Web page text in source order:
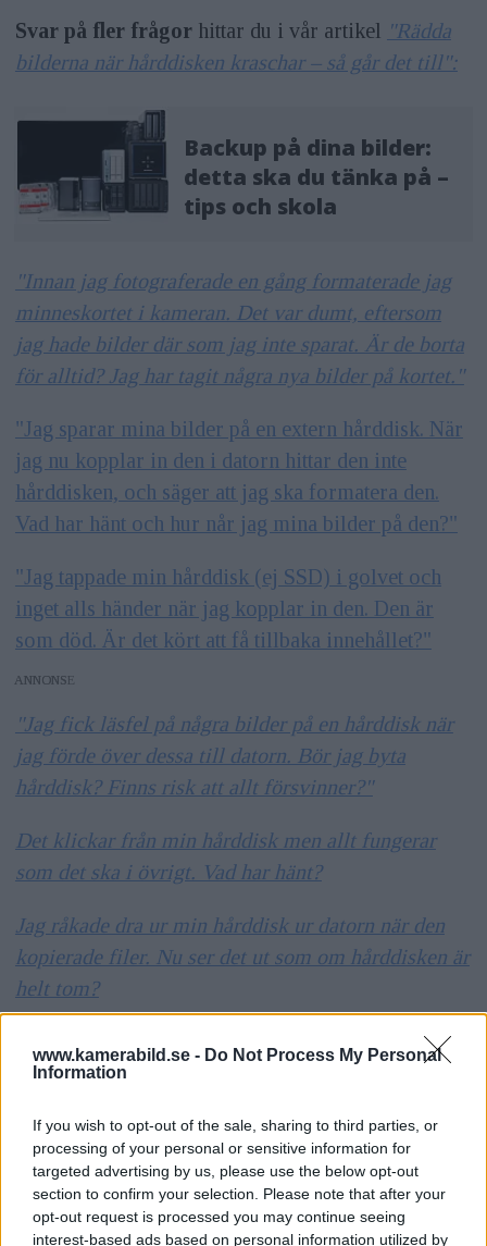
www.kamerabild.se - Do Not Process My Personal
Information
If you wish to opt-out of the sale, sharing to third parties, or
processing of your personal or sensitive information for
targeted advertising by us, please use the below opt-out
section to confirm your selection. Please note that after your
opt-out request is processed you may continue seeing
interest-based ads based on personal information utilized by
Svar på fler frågorhittar du i vår artikel "Rädda
bilderna när hårddisken kraschar – så går det till":
Backup på dina bilder:
detta ska du tänka på –
tips och skola
"Innan jag fotograferade en gång formaterade jag
minneskortet i kameran. Det var dumt, eftersom
jag hade bilder där som jag inte sparat. Är de borta
för alltid? Jag har tagit några nya bilder på kortet."
"Jag sparar mina bilder på en extern hårddisk. När
jag nu kopplar in den i datorn hittar den inte
hårddisken, och säger att jag ska formatera den.
Vad har hänt och hur når jag mina bilder på den?"
"Jag tappade min hårddisk (ej SSD) i golvet och
inget alls händer när jag kopplar in den. Den är
som död. Är det kört att få tillbaka innehållet?"
ANNONS
"Jag fick läsfel på några bilder på en hårddisk när
jag förde över dessa till datorn. Bör jag byta
hårddisk? Finns risk att allt försvinner?"
Det klickar från min hårddisk men allt fungerar
som det ska i övrigt. Vad har hänt?
Jag råkade dra ur min hårddisk ur datorn när den
kopierade filer. Nu ser det ut som om hårddisken är
helt tom?
Vi hade åska och datorn gick då sönder. Hårddisken
går inte att läsa från en annan dator. Går något att
ANNONS
Jag la undan en bildarkivs-hårddisk med bilder för
runt tio år sedan. Nu när jag tar fram den och ska